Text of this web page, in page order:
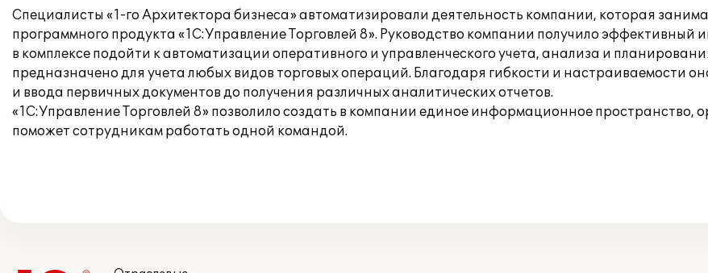
Специалисты «1-го Архитектора бизнеса» автоматизировали деятельность компании, которая
программного продукта «1С:Управление Торговлей 8». Руководство компании получило
в комплексе подойти к автоматизации оперативного и управленческого учета, анализа и
предназначено для учета любых видов торговых операций. Благодаря гибкости и настраиваемости
и ввода первичных документов до получения различных аналитических отчетов.
«1С:Управление Торговлей 8» позволило создать в компании единое информационное пространство,
поможет сотрудникам работать одной командой.